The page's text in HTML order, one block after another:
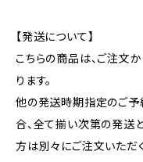
【発送について】
こちらの商品は、ご注文
ります。
他の発送時期指定のご
合、全て揃い次第の発送
方は別々にご注文いただ